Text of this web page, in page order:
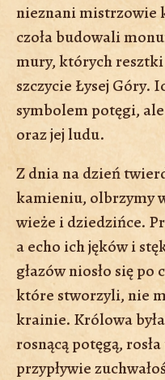
nieznani mistrzowie
czoła budowali
mury, których
szczycie Łysej Góry.
symbolem potęgi,
oraz jej ludu.
Z dnia na dzień
kamieniu, olbrzymy
wieże i dziedzińce.
a echo ich jęków i
głazów niosło się po
które stworzyli, nie
krainie. Królowa
rosnącą potęgą,
przypływie